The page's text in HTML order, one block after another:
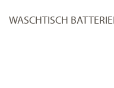
WASCHTISCH